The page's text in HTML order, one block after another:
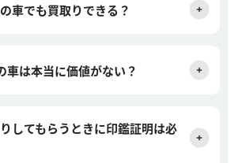
車でも買取りできる？
車は本当に価値がない？
してもらうときに印鑑証明は必